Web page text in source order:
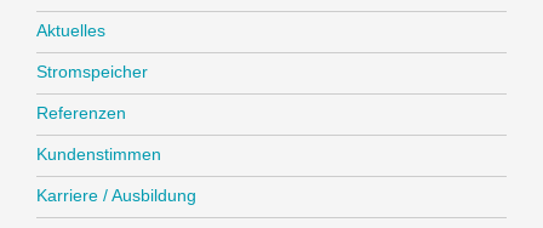
Aktuelles
Stromspeicher
Referenzen
Kundenstimmen
Karriere / Ausbildung